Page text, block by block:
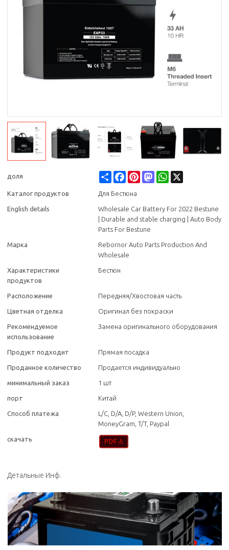
доля Share FacebookPinterestMastodonWhatsApp
Каталог продуктов Для Бестюна
English details
Wholesale Car Battery For 2022 Bestune
| Durable and stable charging | Auto Body
Parts For Bestune
Марка
Rebornor Auto Parts Production And
Wholesale
Характеристики
продуктов
Бестюн
Расположение Передняя/Хвостовая часть
Цветная отделка Оригинал без покраски
Рекомендуемое
использование
Замена оригинального оборудования
Продукт подходит Прямая посадка
Проданное количество Продается индивидуально
минимальный заказ 1 шт
порт Китай
Способ платежа
L/C, D/A, D/P, Western Union,
MoneyGram, T/T, Paypal
скачать
Детальные Инф.